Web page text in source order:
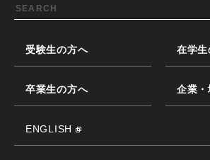
受験生の方へ 在学
卒業生の方へ 企業
ENGLISH